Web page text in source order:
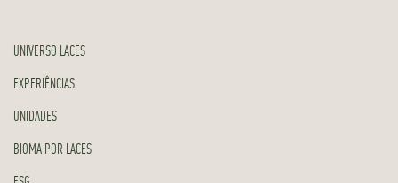
UNIVERSO LACES
EXPERIÊNCIAS
UNIDADES
BIOMA POR LACES